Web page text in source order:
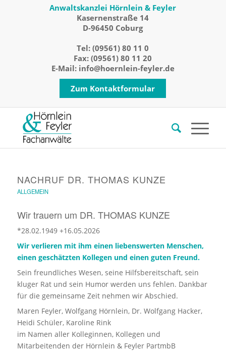
Anwaltskanzlei Hörnlein & Feyler
Kasernenstraße 14
D-96450 Coburg
Tel:(09561) 80 11 0
Fax: (09561) 80 11 20
E-Mail: info@hoernlein-feyler.de
Zum Kontaktformular
NACHRUF DR. THOMAS KUNZE
ALLGEMEIN
Wir trauern um DR. THOMAS KUNZE
*28.02.1949 +16.05.2026
Wir verlieren mit ihm einen liebenswerten Menschen,
einen geschätzten Kollegen und einen guten Freund.
Sein freundliches Wesen, seine Hilfsbereitschaft, sein
kluger Rat und sein Humor werden uns fehlen. Dankbar
für die gemeinsame Zeit nehmen wir Abschied.
Maren Feyler, Wolfgang Hörnlein, Dr. Wolfgang Hacker,
Heidi Schüler, Karoline Rink
im Namen aller Kolleginnen, Kollegen und
Mitarbeitenden der Hörnlein & Feyler PartmbB